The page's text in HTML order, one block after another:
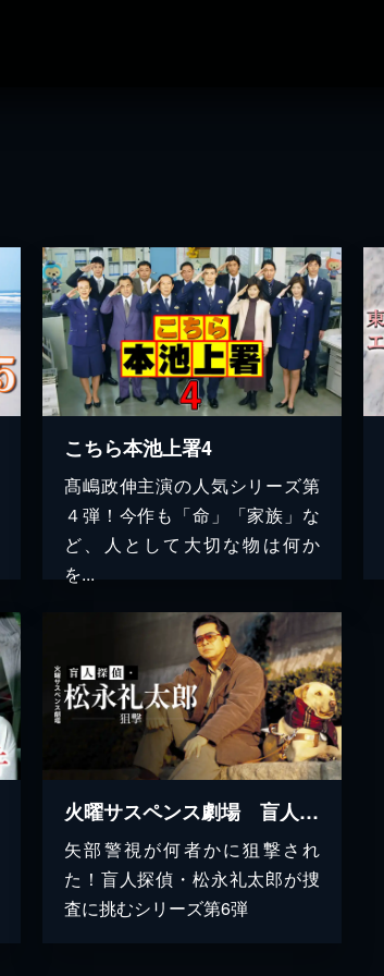
こちら本池上署4
髙嶋政伸主演の人気シリーズ第
４弾！今作も「命」「家族」な
ど、人として大切な物は何か
を...
火曜サスペンス劇場 盲人探偵・松永礼太郎 狙撃
矢部警視が何者かに狙撃され
た！盲人探偵・松永礼太郎が捜
査に挑むシリーズ第6弾